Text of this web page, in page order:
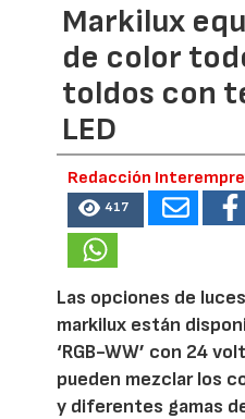
Markilux
de color
toldos con
LED
Redacción
417
Las opciones de
markilux están
‘RGB-WW’ con 24
pueden mezclar los
y diferentes gamas